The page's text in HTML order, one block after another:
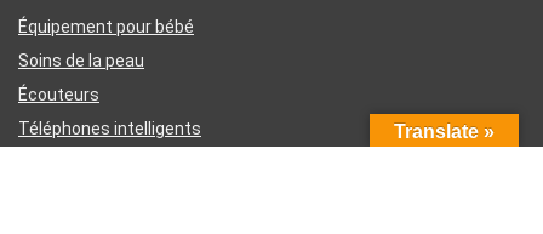
Équipement pour bébé
Soins de la peau
Écouteurs
Téléphones intelligents
Translate »